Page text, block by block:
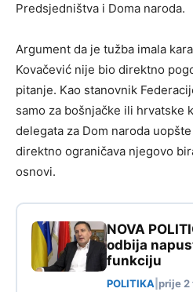
Predsjedništva i Doma naroda.
Argument da je tužba imala
Kovačević nije bio direktno
pitanje. Kao stanovnik
samo za bošnjačke ili hrvatske
delegata za Dom naroda
direktno ograničava njegovo
osnovi.
NOVA
odbija
funkciju
POLITIKA prije 2